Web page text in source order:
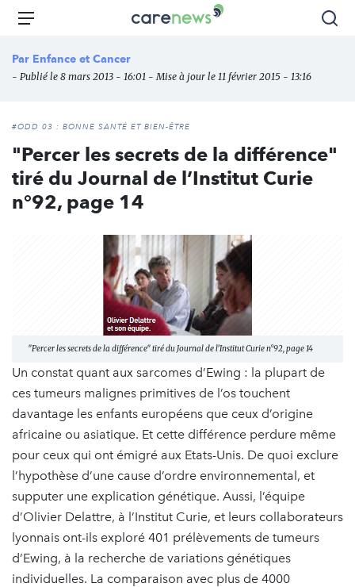
Aller
principal
Carenews,
des
l'engagement
Menu
Par Enfance et Cancer
- Publié le 8 mars 2013 - 16:01 - Mise à jour le 11 février 2015 - 13:16
#ODD 03 : BONNE SANTÉ ET BIEN-ÊTRE
"Percer les secrets de la différence"
tiré du Journal de l’Institut Curie
n°92, page 14
"Percer les secrets de la différence" tiré du Journal de l’Institut Curie n°92, page 14
Un constat quant aux sarcomes d’Ewing : la plupart de
ces tumeurs malignes primitives de l’os touchent
davantage les enfants européens que ceux d’origine
africaine ou asiatique. Et cette différence perdure même
pour ceux qui ont émigré aux Etats-Unis. De quoi exclure
l’hypothèse d’une cause d’ordre environnemental, et
supputer une explication génétique. Aussi, l’équipe
d’Olivier Delattre, à l’Institut Curie, et leurs collaborateurs
lyonnais ont-ils exploré 401 prélèvements de tumeurs
d’Ewing, à la recherche de variations génétiques
individuelles. La comparaison avec plus de 4000